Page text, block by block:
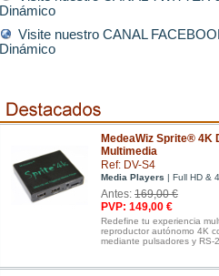
Dinámico
Visite nuestro CANAL
Dinámico
MedeaWiz Sprite® 4K
Multimedia
Ref: DV-S4
Media Players | Full HD &
Antes: 169,00 €
PVP: 149,00 €
Redefine tu experiencia
reproductor autónomo 4K
mediante pulsadores y RS-